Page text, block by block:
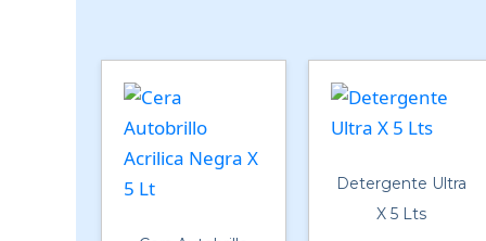
Detergente Ultra
X 5 Lts